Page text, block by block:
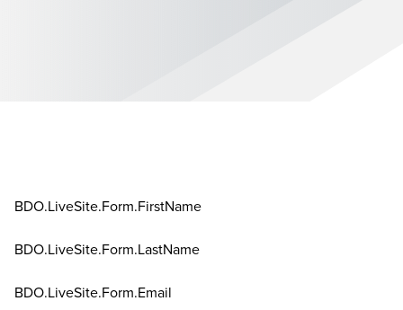
BDO.LiveSite.Form.FirstName
BDO.LiveSite.Form.LastName
BDO.LiveSite.Form.Email